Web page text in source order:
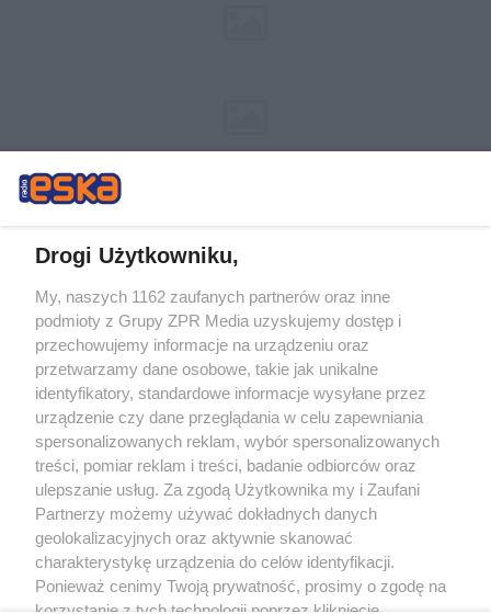
Żaden utwór zamieszczony w serwisie nie może być powielany i
rozpowszechniany lub dalej rozpowszechniany w jakikolwiek sposób (w
tym także elektroniczny lub mechaniczny) na jakimkolwiek polu
eksploatacji w jakiejkolwiek formie, włącznie z umieszczaniem w Internecie
bez pisemnej zgody właściciela praw. Jakiekolwiek użycie lub
wykorzystanie utworów w całości lub w części z naruszeniem prawa, tzn.
bez właściwej zgody, jest zabronione pod groźbą kary i może być ścigane
prawnie.
O nas
Drogi Użytkowniku,
My, naszych 1162 zaufanych partnerów oraz inne
podmioty z Grupy ZPR Media uzyskujemy dostęp i
przechowujemy informacje na urządzeniu oraz
przetwarzamy dane osobowe, takie jak unikalne
identyfikatory, standardowe informacje wysyłane przez
urządzenie czy dane przeglądania w celu zapewniania
spersonalizowanych reklam, wybór spersonalizowanych
treści, pomiar reklam i treści, badanie odbiorców oraz
ulepszanie usług. Za zgodą Użytkownika my i Zaufani
Partnerzy możemy używać dokładnych danych
geolokalizacyjnych oraz aktywnie skanować
charakterystykę urządzenia do celów identyfikacji.
Ponieważ cenimy Twoją prywatność, prosimy o zgodę na
korzystanie z tych technologii poprzez kliknięcie